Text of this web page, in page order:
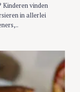
Kinderen vinden
in allerlei